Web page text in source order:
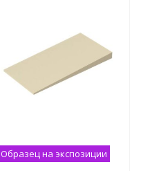
Образец на экспозиции